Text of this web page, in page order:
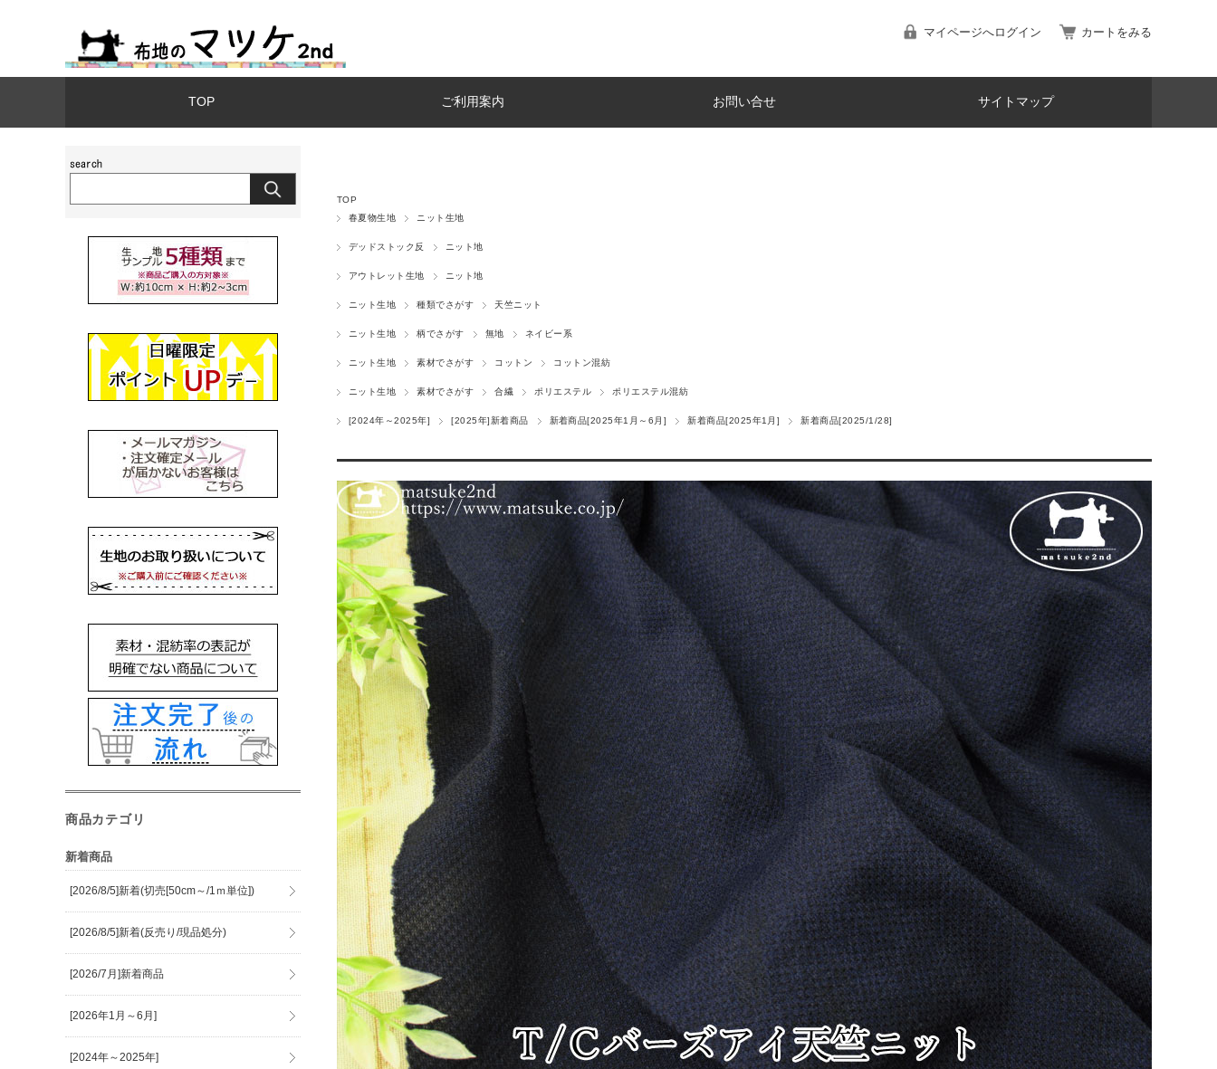
マイページへログイン カートをみる
TOP ご利用案内 お問い合せ サイトマップ
TOP
春夏物生地
ニット生地
デッドストック反 ニット地
アウトレット生地 ニット地
ニット生地 種類でさがす 天竺ニット
ニット生地 柄でさがす 無地 ネイビー系
ニット生地 素材でさがす コットン コットン混紡
ニット生地 素材でさがす 合繊 ポリエステル ポリエステル混紡
[2024年～2025年] [2025年]新着商品 新着商品[2025年1月～6月] 新着商品[2025年1月] 新着商品[2025/1/28]
商品カテゴリ
新着商品
[2026/8/5]新着(切売[50cm～/1ｍ単位])
[2026/8/5]新着(反売り/現品処分)
[2026/7月]新着商品
[2026年1月～6月]
[2024年～2025年]